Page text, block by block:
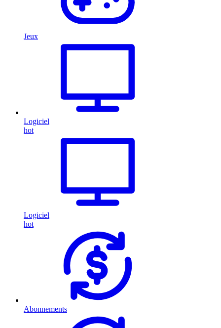
Jeux
Logiciel
hot
Logiciel
hot
Abonnements